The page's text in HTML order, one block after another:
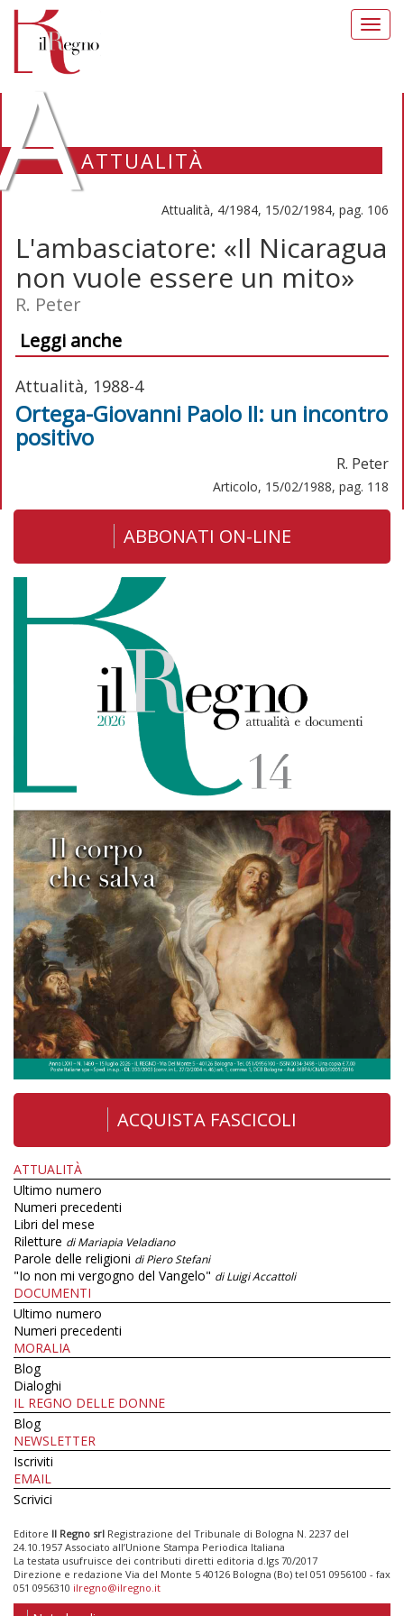
ATTUALITÀ
Attualità, 4/1984, 15/02/1984, pag. 106
L'ambasciatore: «Il Nicaragua
non vuole essere un mito»
R. Peter
Leggi anche
Attualità, 1988-4
Ortega-Giovanni Paolo II: un incontro
positivo
R. Peter
Articolo, 15/02/1988, pag. 118
ABBONATI ON-LINE
ACQUISTA FASCICOLI
ATTUALITÀ
Ultimo numero
Numeri precedenti
Libri del mese
Riletture di Mariapia Veladiano
Parole delle religioni di Piero Stefani
"Io non mi vergogno del Vangelo" di Luigi Accattoli
DOCUMENTI
Ultimo numero
Numeri precedenti
MORALIA
Blog
Dialoghi
IL REGNO DELLE DONNE
Blog
NEWSLETTER
Iscriviti
EMAIL
Scrivici
Editore Il Regno srl Registrazione del Tribunale di Bologna N. 2237 del
24.10.1957 Associato all’Unione Stampa Periodica Italiana
La testata usufruisce dei contributi diretti editoria d.lgs 70/2017
Direzione e redazione Via del Monte 5 40126 Bologna (Bo) tel 051 0956100 - fax
051 0956310 ilregno@ilregno.it